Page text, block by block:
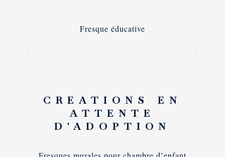
Fresque éducative
CREATIONS EN
ATTENTE
D'ADOPTION